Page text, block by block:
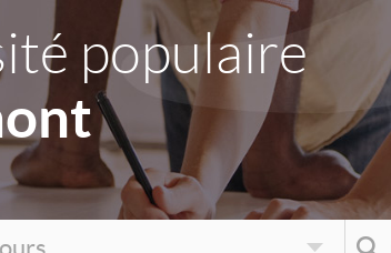
populaire